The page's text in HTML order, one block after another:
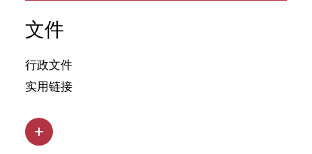
文件
行政文件
实用链接